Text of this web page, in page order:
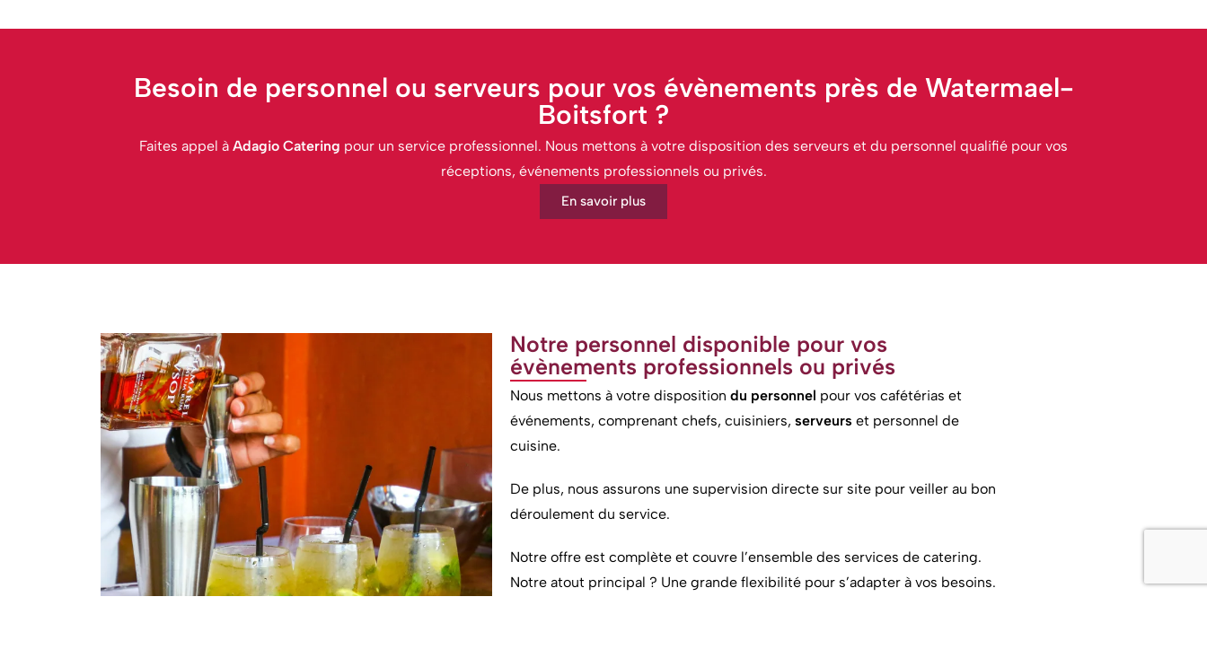
Besoin de personnel ou serveurs pour vos évènements près de Watermael-
Boitsfort ?
Faites appel à Adagio Catering pour un service professionnel. Nous mettons à votre disposition des serveurs et du personnel qualifié pour vos
réceptions, événements professionnels ou privés.
En savoir plus
Notre personnel disponible pour vos
évènements professionnels ou privés
Nous mettons à votre disposition du personnel pour vos cafétérias et
événements, comprenant chefs, cuisiniers, serveurs et personnel de
cuisine.
De plus, nous assurons une supervision directe sur site pour veiller au bon
déroulement du service.
Notre offre est complète et couvre l’ensemble des services de catering.
Notre atout principal ? Une grande flexibilité pour s’adapter à vos besoins.